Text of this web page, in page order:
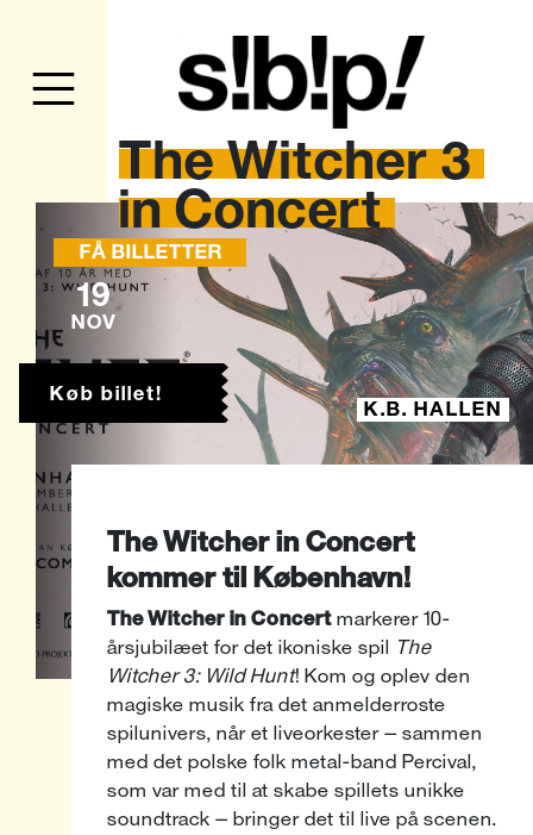
FÅ BILLETTER
Køb billet!
19
NOV
TheWitcher3
inConcert
K.B. HALLEN
The Witcher in Concert
kommer til København!
The Witcher in Concert markerer 10-
årsjubilæet for det ikoniske spil The
Witcher 3: Wild Hunt! Kom og oplev den
magiske musik fra det anmelderroste
spilunivers, når et liveorkester – sammen
med det polske folk metal-band Percival,
som var med til at skabe spillets unikke
soundtrack – bringer det til live på scenen.